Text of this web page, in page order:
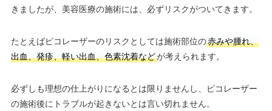
きましたが、美容医療の施術には、必ずリスクがついてきます。
たとえばピコレーザーのリスクとしては施術部位の赤みや腫れ、
出血、発疹、軽い出血、色素沈着などが考えられます。
必ずしも理想の仕上がりになるとは限りませんし、ピコレーザー
の施術後にトラブルが起きないとは言い切れません。